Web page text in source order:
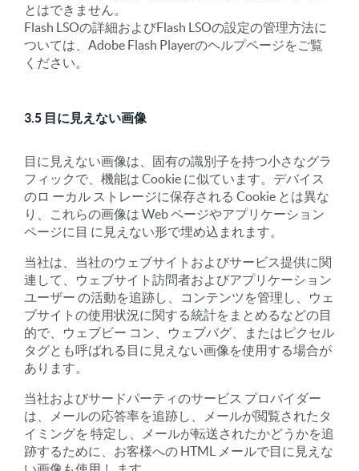
とはできません。
Flash LSOの詳細およびFlash LSOの設定の管理方法に
ついては、Adobe Flash Playerのヘルプページをご覧
ください。
3.5 目に見えない画像
目に見えない画像は、固有の識別子を持つ小さなグラ
フィックで、機能は Cookie に似ています。デバイス
のロ ーカル ストレージに保存される Cookie とは異な
り、これらの画像は Web ページやアプリケーション
ページに目 に見えない形で埋め込まれます。
当社は、当社のウェブサイトおよびサービス提供に関
連して、ウェブサイト訪問者およびアプリケーション
ユーザー の活動を追跡し、コンテンツを管理し、ウェ
ブサイトの使用状況に関する統計をまとめるなどの目
的で、ウェブビー コン、ウェブバグ、またはピクセル
タグとも呼ばれる目に見えない画像を使用する場合が
あります。
当社およびサードパーティのサービス プロバイダー
は、メールの応答率を追跡し、メールが閲覧されたタ
イミングを 特定し、メールが転送されたかどうかを追
跡するために、お客様への HTML メールで目に見えな